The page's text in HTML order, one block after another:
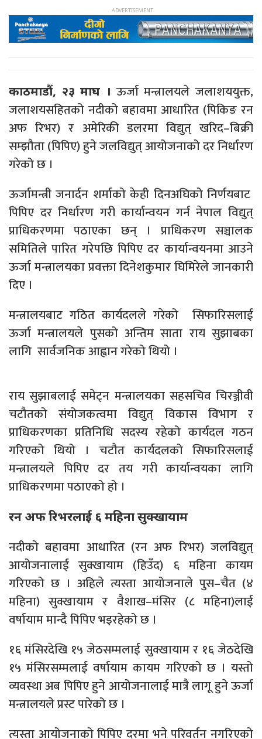
काठमाडौं, २३ माघ । ऊर्जा मन्त्रालयले जलाशययुक्त,
जलाशयसहितको नदीको बहावमा आधारित (पिकिङ रन
अफ रिभर) र अमेरिकी डलरमा विद्युत् खरिद–बिक्री
सम्झौता (पिपिए) हुने जलविद्युत् आयोजनाको दर निर्धारण
गरेको छ ।
ऊर्जामन्त्री जनार्दन शर्माको केही दिनअघिको निर्णयबाट
पिपिए दर निर्धारण गरी कार्यान्वयन गर्न नेपाल विद्युत्
प्राधिकरणमा पठाएका छन् । प्राधिकरण सञ्चालक
समितिले पारित गरेपछि पिपिए दर कार्यान्वयनमा आउने
ऊर्जा मन्त्रालयका प्रवक्ता दिनेशकुमार घिमिरेले जानकारी
दिए ।
मन्त्रालयबाट गठित कार्यदलले गरेको सिफारिसलाई
ऊर्जा मन्त्रालयले पुसको अन्तिम साता राय सुझाबका
लागि सार्वजनिक आह्वान गरेको थियो ।
राय सुझाबलाई समेट्न मन्त्रालयका सहसचिव चिरञ्जीवी
चटौतको संयोजकत्वमा विद्युत् विकास विभाग र
प्राधिकरणका प्रतिनिधि सदस्य रहेको कार्यदल गठन
गरिएको थियो । चटौत कार्यदलको सिफारिसलाई
मन्त्रालयले पिपिए दर तय गरी कार्यान्वयका लागि
प्राधिकरणमा पठाएको हो ।
रन अफ रिभरलाई ६ महिना सुक्खायाम
नदीको बहावमा आधारित (रन अफ रिभर) जलविद्युत्
आयोजनालाई सुक्खायाम (हिउँद) ६ महिना कायम
गरिएको छ । अहिले त्यस्ता आयोजनाले पुस–चैत (४
महिना) सुक्खायाम र वैशाख–मंसिर (८ महिना)लाई
वर्षायाम मान्दै पिपिए भइरहेको छ ।
१६ मंसिरदेखि १५ जेठसम्मलाई सुक्खायाम र १६ जेठदेखि
१५ मंसिरसम्मलाई वर्षायाम कायम गरिएको छ । यस्तो
व्यवस्था अब पिपिए हुने आयोजनालाई मात्रै लागू हुने ऊर्जा
मन्त्रालयले प्रस्ट पारेको छ ।
त्यस्ता आयोजनाको पिपिए दरमा भने परिवर्तन नगरिएको